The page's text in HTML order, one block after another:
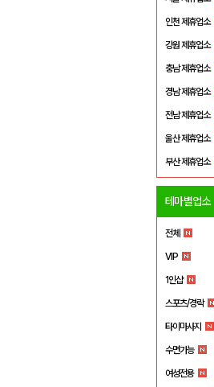
인천 제휴업소
강원 제휴업소
충남 제휴업소
경남 제휴업소
전남 제휴업소
울산 제휴업소
부산 제휴업소
테마별업소
전체
VIP
1인샵
스포츠/경락
타이마사지
수면가능
여성전용